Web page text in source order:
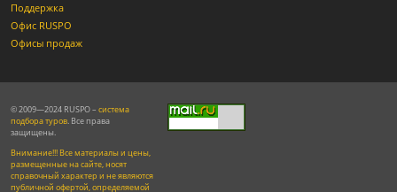
Поддержка
Офис RUSPO
Офисы продаж
© 2009—2024 RUSPO – система
подбора туров. Все права
защищены.
Внимание!!! Все материалы и цены,
размещенные на сайте, носят
справочный характер и не являются
публичной офертой, определяемой